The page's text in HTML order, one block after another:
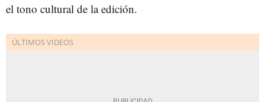
el tono cultural de la edición.